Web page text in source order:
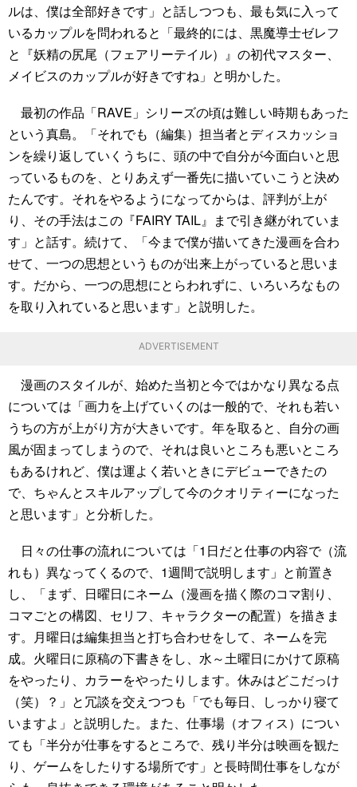
ルは、僕は全部好きです」と話しつつも、最も気に入って
いるカップルを問われると「最終的には、黒魔導士ゼレフ
と『妖精の尻尾（フェアリーテイル）』の初代マスター、
メイビスのカップルが好きですね」と明かした。
最初の作品「RAVE」シリーズの頃は難しい時期もあった
という真島。「それでも（編集）担当者とディスカッショ
ンを繰り返していくうちに、頭の中で自分が今面白いと思
っているものを、とりあえず一番先に描いていこうと決め
たんです。それをやるようになってからは、評判が上が
り、その手法はこの『FAIRY TAIL』まで引き継がれていま
す」と話す。続けて、「今まで僕が描いてきた漫画を合わ
せて、一つの思想というものが出来上がっていると思いま
す。だから、一つの思想にとらわれずに、いろいろなもの
を取り入れていると思います」と説明した。
ADVERTISEMENT
漫画のスタイルが、始めた当初と今ではかなり異なる点
については「画力を上げていくのは一般的で、それも若い
うちの方が上がり方が大きいです。年を取ると、自分の画
風が固まってしまうので、それは良いところも悪いところ
もあるけれど、僕は運よく若いときにデビューできたの
で、ちゃんとスキルアップして今のクオリティーになった
と思います」と分析した。
日々の仕事の流れについては「1日だと仕事の内容で（流
れも）異なってくるので、1週間で説明します」と前置き
し、「まず、日曜日にネーム（漫画を描く際のコマ割り、
コマごとの構図、セリフ、キャラクターの配置）を描きま
す。月曜日は編集担当と打ち合わせをして、ネームを完
成。火曜日に原稿の下書きをし、水～土曜日にかけて原稿
をやったり、カラーをやったりします。休みはどこだっけ
（笑）？」と冗談を交えつつも「でも毎日、しっかり寝て
いますよ」と説明した。また、仕事場（オフィス）につい
ても「半分が仕事をするところで、残り半分は映画を観た
り、ゲームをしたりする場所です」と長時間仕事をしなが